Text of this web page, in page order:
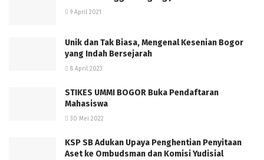
9 April 2021
Unik dan Tak Biasa, Mengenal Kesenian Bogor
yang Indah Bersejarah
8 April 2023
STIKES UMMI BOGOR Buka Pendaftaran
Mahasiswa
30 Mei 2022
KSP SB Adukan Upaya Penghentian Penyitaan
Aset ke Ombudsman dan Komisi Yudisial